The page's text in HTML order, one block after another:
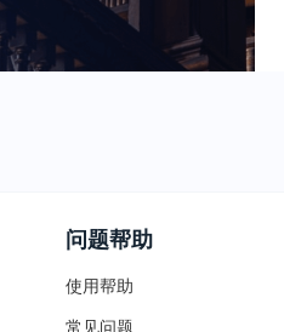
问题帮助
使用帮助
常见问题